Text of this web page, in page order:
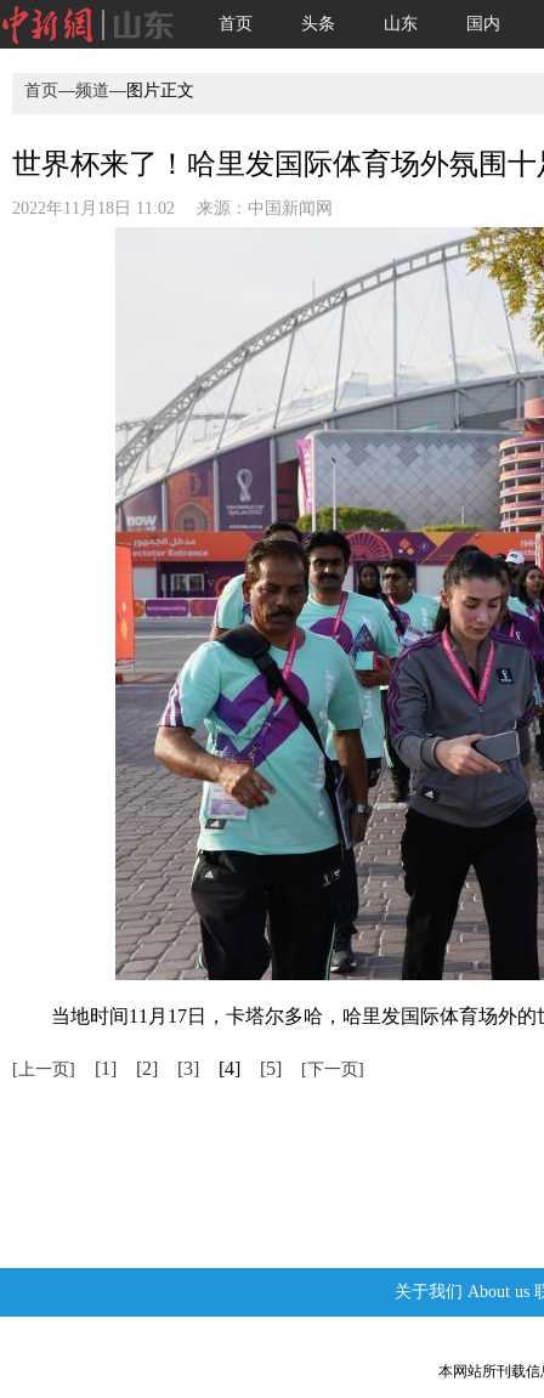
首页 头条 山东 国内
首页—频道—图片正文
世界杯来了！哈里发国际体育场外氛围十
2022年11月18日 11:02 来源： 中国新闻网
当地时间11月17日，卡塔尔多哈，哈里发国际体育场外的
[上一页] [1] [2] [3] [4] [5] [下一页]
关于我们 About us
本网站所刊载